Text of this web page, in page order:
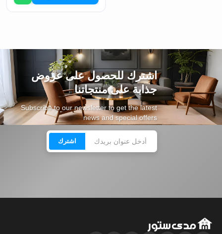
اشترك للحصول على عروض
جذابة على منتجاتنا
Subscribe to our newsletter to get the latest
news and special offers
اشترك